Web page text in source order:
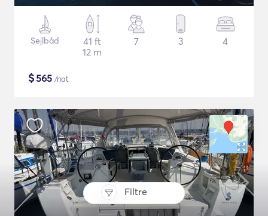
Filtre
Sejlbåd
41 ft
12 m
7 3 4
$565 /nat